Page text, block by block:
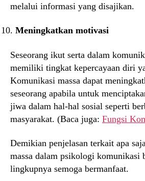
melalui informasi yang disajikan.
Meningkatkan motivasi
Seseorang ikut serta dalam
memiliki tingkat kepercayaan diri
Komunikasi massa dapat
seseorang apabila untuk
jiwa dalam hal-hal sosial seperti
masyarakat. (Baca juga: Fungsi
Demikian penjelasan terkait apa
massa dalam psikologi komunikasi
lingkupnya semoga bermanfaat.